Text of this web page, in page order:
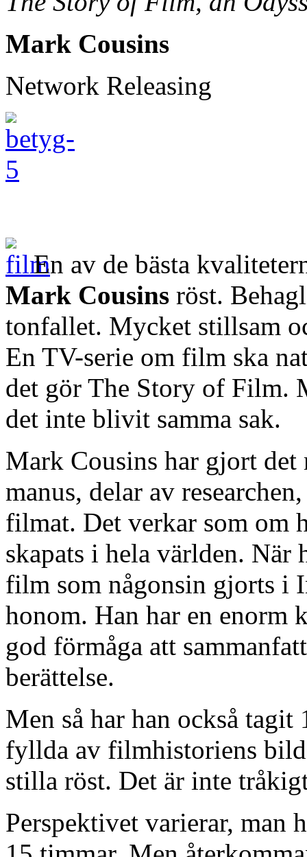
Mark Cousins
Network Releasing
En av de bästa
Mark Cousins röst.
tonfallet. Mycket stillsam
En TV-serie om film ska
det gör The Story of Film.
det inte blivit samma sak.
Mark Cousins har gjort det
manus, delar av
filmat. Det verkar som om
skapats i hela världen. När
film som någonsin gjorts i
honom. Han har en enorm
god förmåga att
berättelse.
Men så har han också
fyllda av filmhistoriens
stilla röst. Det är inte
Perspektivet varierar, man